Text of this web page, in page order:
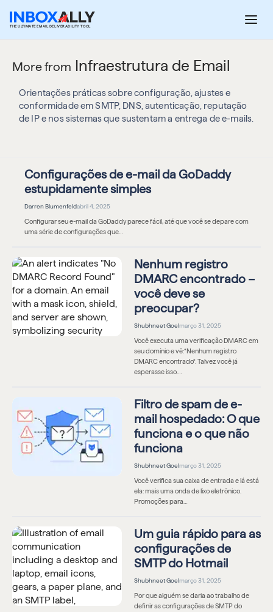
para
THE ULTIMATE EMAIL DELIVERABILITY TOOL
More from Infraestrutura de Email
Orientações práticas sobre configuração, ajustes e
conformidade em SMTP, DNS, autenticação, reputação
de IP e nos sistemas que sustentam a entrega de e-mails.
Configurações de e-mail da GoDaddy
estupidamente simples
Darren Blumenfeldabril 4, 2025
Configurar seu e-mail da GoDaddy parece fácil, até que você se depare com
uma série de configurações que…
Nenhum registro
DMARC encontrado –
você deve se
preocupar?
Shubhneet Goelmarço 31, 2025
Você executa uma verificação DMARC em
seu domínio e vê:“Nenhum registro
DMARC encontrado“. Talvez você já
esperasse isso.…
Filtro de spam de e-
mail hospedado: O que
funciona e o que não
funciona
Shubhneet Goelmarço 31, 2025
Você verifica sua caixa de entrada e lá está
ela: mais uma onda de lixo eletrônico.
Promoções para…
Um guia rápido para as
configurações de
SMTP do Hotmail
Shubhneet Goelmarço 31, 2025
Por que alguém se daria ao trabalho de
definir as configurações de SMTP do